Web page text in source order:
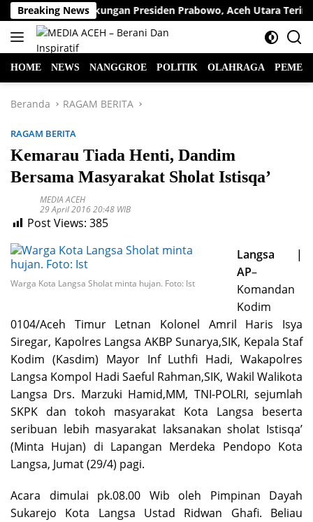
Langsung
ke
konten
Breaking News
Wa Apresiasi Dukungan Presiden Prabowo, Aceh Utara
HOME NEWS NANGGROE POLITIK OLAHRAGA
Beranda RAGAM BERITA
RAGAM BERITA
Kemarau Tiada Henti, Dandim
Bersama Masyarakat Sholat Istisqa’
MEDIA ACEH
29 April 2016 20:48 WIB
Post Views: 385
Warga Kota Langsa Sholat minta hujan. Foto: Ist
Langsa |
AP–
Komandan
Kodim
0104/Aceh Timur Letnan Kolonel Amril Haris Isya
Siregar, Kapolres Langsa AKBP Sunarya,SIK, Kepala Staf
Kodim (Kasdim) Mayor Inf Luthfi Hadi, Wakapolres
Langsa Kompol Hadi Saeful Rahman,SIK, Wakil Walikota
Langsa Drs. Marzuki Hamid,MM, TNI-POLRI, sejumlah
SKPK dan tokoh masyarakat Kota Langsa beserta
seribuan lebih masyarakat laksanakan sholat Istisqa’
(Minta Hujan) di Lapangan Merdeka Pendopo Kota
Langsa, Jumat (29/4) pagi.
Acara dimulai pk.08.00 Wib oleh Pimpinan Dayah
Sukarejo Kota Langsa Ustad Ridwan Ghafi. Beliau